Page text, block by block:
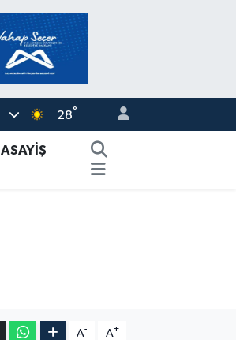
28°
ASAYİŞ
A- A+